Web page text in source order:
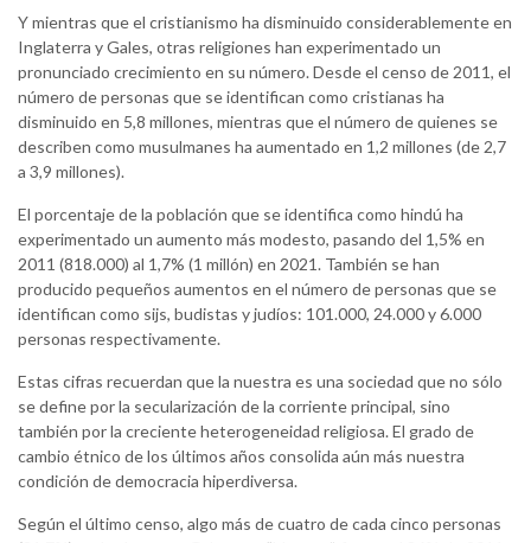
Y mientras que el cristianismo ha disminuido considerablemente en
Inglaterra y Gales, otras religiones han experimentado un
pronunciado crecimiento en su número. Desde el censo de 2011, el
número de personas que se identifican como cristianas ha
disminuido en 5,8 millones, mientras que el número de quienes se
describen como musulmanes ha aumentado en 1,2 millones (de 2,7
a 3,9 millones).
El porcentaje de la población que se identifica como hindú ha
experimentado un aumento más modesto, pasando del 1,5% en
2011 (818.000) al 1,7% (1 millón) en 2021. También se han
producido pequeños aumentos en el número de personas que se
identifican como sijs, budistas y judíos: 101.000, 24.000 y 6.000
personas respectivamente.
Estas cifras recuerdan que la nuestra es una sociedad que no sólo
se define por la secularización de la corriente principal, sino
también por la creciente heterogeneidad religiosa. El grado de
cambio étnico de los últimos años consolida aún más nuestra
condición de democracia hiperdiversa.
Según el último censo, algo más de cuatro de cada cinco personas